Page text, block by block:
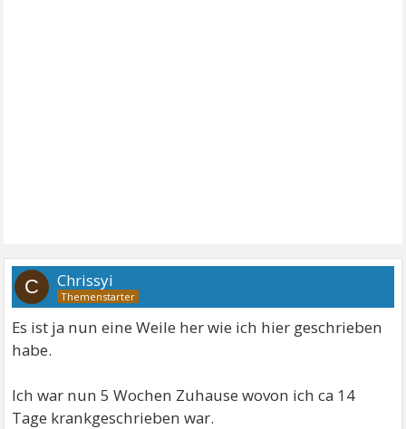
C Chrissyi
Es ist ja nun eine Weile her wie ich hier geschrieben
habe.
Ich war nun 5 Wochen Zuhause wovon ich ca 14
Tage krankgeschrieben war.